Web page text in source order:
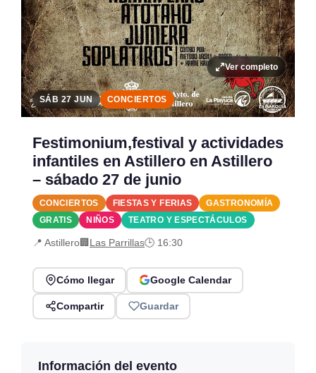
Ver completo
SÁB 27 JUN CONCIERTOS
Festimonium,festival y actividades
infantiles en Astillero en Astillero
– sábado 27 de junio
CONCIERTOS FIESTAS Y FERIAS
GASTRONOMÍA
GRATIS
NIÑOS TEATRO Y ESPECTÁCULOS
📍 Astillero🏢 Las Parrillas🕒 16:30
Cómo llegar Google Calendar
Compartir Guardar
Información del evento